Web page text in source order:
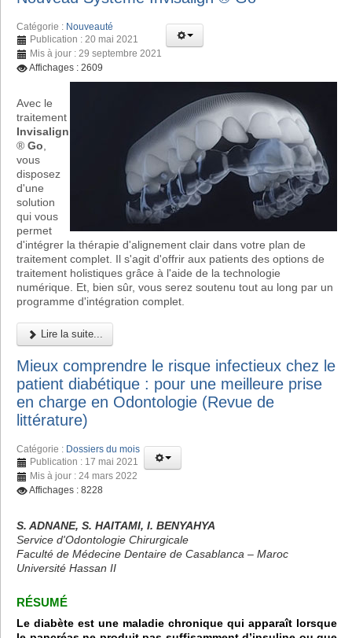
Catégorie : Nouveauté
Publication : 20 mai 2021
Mis à jour : 29 septembre 2021
Affichages : 2609
Avec le
traitement
Invisalign
® Go
vous
disposez
d'une
solution
qui vous
permet
d'intégrer la thérapie d'alignement clair dans votre plan de
traitement complet. Il s'agit d'offrir aux patients des options de
traitement holistiques grâce à l'aide de la technologie
numérique. Et, bien sûr, vous serez soutenu tout au long par un
programme d'intégration complet.
Lire la suite...
Mieux comprendre le risque infectieux chez le
patient diabétique : pour une meilleure prise
en charge en Odontologie (Revue de
littérature)
Catégorie : Dossiers du mois
Publication : 17 mai 2021
Mis à jour : 24 mars 2022
Affichages : 8228
S. ADNANE, S. HAITAMI, I. BENYAHYA
Service d'Odontologie Chirurgicale
Faculté de Médecine Dentaire de Casablanca – Maroc
Université Hassan II
RÉSUMÉ
Le diabète est une maladie chronique qui apparaît lorsque